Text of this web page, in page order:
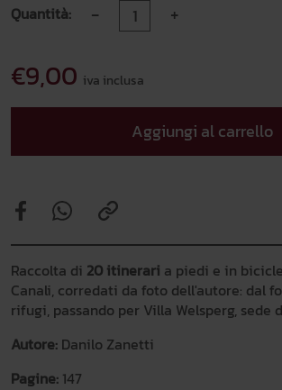
Quantità: - +
€9,00 iva inclusa
Aggiungi al carrello
Raccolta di 20 itinerari a piedi e in
Canali, corredati da foto dell'autore: dal
rifugi, passando per Villa Welsperg, sede
Autore: Danilo Zanetti
Pagine: 147